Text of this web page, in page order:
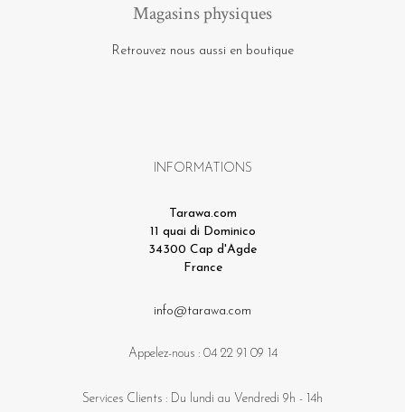
Magasins physiques
Retrouvez nous aussi en boutique
INFORMATIONS
Tarawa.com
11 quai di Dominico
34300 Cap d'Agde
France
info@tarawa.com
Appelez-nous : 04 22 91 09 14
Services Clients : Du lundi au Vendredi 9h - 14h